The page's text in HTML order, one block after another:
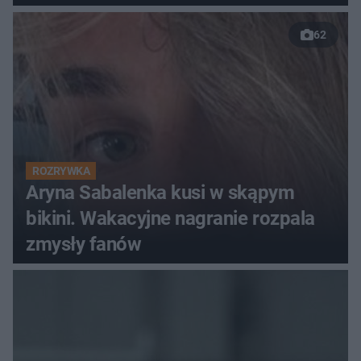
62
ROZRYWKA
Aryna Sabalenka kusi w skąpym
bikini. Wakacyjne nagranie rozpala
zmysły fanów